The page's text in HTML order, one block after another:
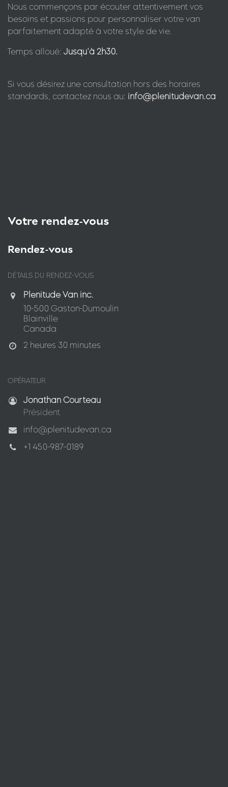
Nous commençons par écouter attentivement vos
besoins et passions pour personnaliser votre van
parfaitement adapté à votre style de vie.
Temps alloué: Jusqu'à 2h30.
Si vous désirez une consultation hors des horaires
standards, contactez nous au: info@plenitudevan.ca
Votre rendez-vous
Rendez-vous
DÉTAILS DU RENDEZ-VOUS
Plenitude Van inc.
10-500 Gaston-Dumoulin
Blainville
Canada
2 heures 30 minutes
OPÉRATEUR
Jonathan Courteau
Président
info@plenitudevan.ca
+1 450-987-0189